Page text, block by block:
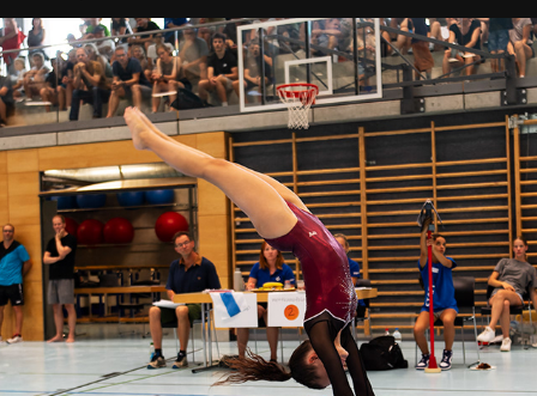
GETU Cup Cham 2023
2024